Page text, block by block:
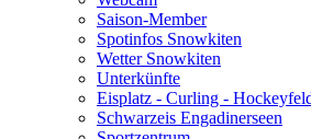
Saison-Member
Spotinfos Snowkiten
Wetter Snowkiten
Unterkünfte
Eisplatz - Curling -
Schwarzeis Engadinerseen